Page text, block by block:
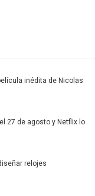
inédita de Nicolas
27 de agosto y Netflix lo
relojes